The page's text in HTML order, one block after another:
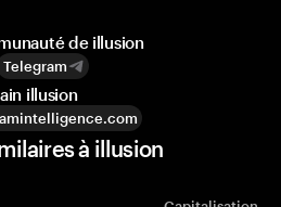
de illusion
Telegram
illusion
à illusion